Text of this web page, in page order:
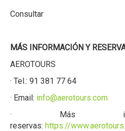
Consultar
MÁS INFORMACIÓN Y
AEROTOURS
· Tel.: 91 381 77 64
· Email: info@aerotours.com
· Más
reservas: https://